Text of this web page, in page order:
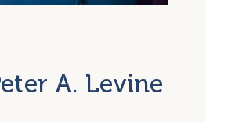
A. Levine